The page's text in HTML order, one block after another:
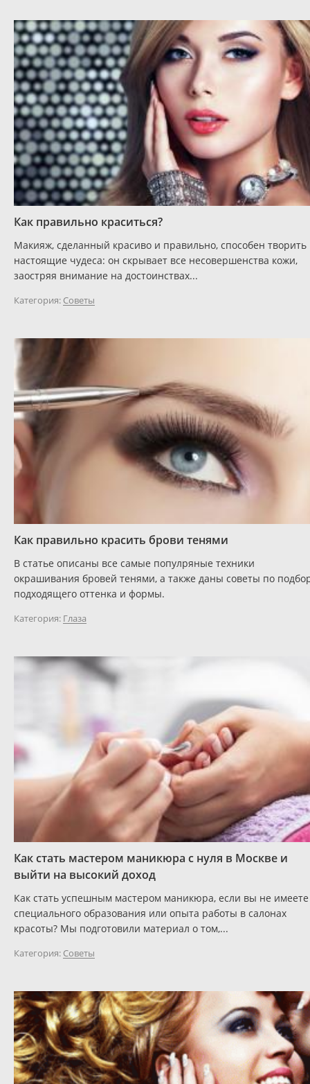
Как правильно краситься?
Макияж, сделанный красиво и правильно, способен творить
настоящие чудеса: он скрывает все несовершенства кожи,
заостряя внимание на достоинствах...
Категория: Советы
Как правильно красить брови тенями
В статье описаны все самые популряные техники
окрашивания бровей тенями, а также даны советы по
подходящего оттенка и формы.
Категория: Глаза
Как стать мастером маникюра с нуля в Москве и
выйти на высокий доход
Как стать успешным мастером маникюра, если вы не имеете
специального образования или опыта работы в салонах
красоты? Мы подготовили материал о том,...
Категория: Советы